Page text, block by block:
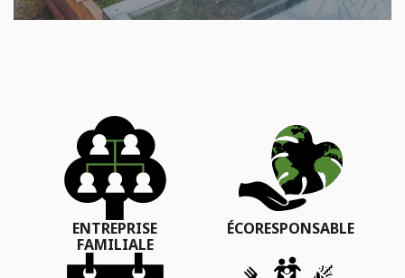
ENTREPRISE
FAMILIALE
ÉCORESPONSABLE